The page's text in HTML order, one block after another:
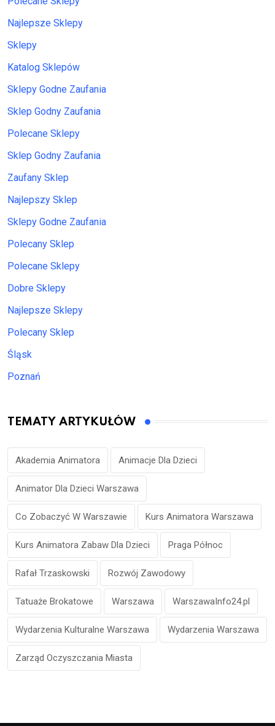
Najlepsze Sklepy
Sklepy
Katalog Sklepów
Sklepy Godne Zaufania
Sklep Godny Zaufania
Polecane Sklepy
Sklep Godny Zaufania
Zaufany Sklep
Najlepszy Sklep
Sklepy Godne Zaufania
Polecany Sklep
Polecane Sklepy
Dobre Sklepy
Najlepsze Sklepy
Polecany Sklep
Śląsk
Poznań
TEMATY ARTYKUŁÓW
Akademia Animatora Animacje Dla Dzieci
Animator Dla Dzieci Warszawa
Co Zobaczyć W Warszawie Kurs Animatora Warszawa
Kurs Animatora Zabaw Dla Dzieci Praga Północ
Rafał Trzaskowski Rozwój Zawodowy
Tatuaże Brokatowe Warszawa WarszawaInfo24.pl
Wydarzenia Kulturalne Warszawa Wydarzenia Warszawa
Zarząd Oczyszczania Miasta